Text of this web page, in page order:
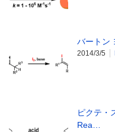
バートン
2014/3/5
ピクテ・
Rea…